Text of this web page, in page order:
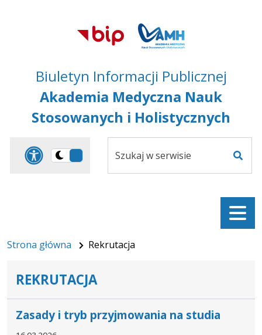
Przejdź do
głównego menu
Przejdź do treści
Przejdź do mapy
serwisu
Biuletyn Informacji Publicznej
Akademia Medyczna Nauk
Stosowanych i Holistycznych
Panel dostosowania
Przełącz
serwisie
Menu
Strona główna Rekrutacja
REKRUTACJA
Zasady i tryb przyjmowania na studia